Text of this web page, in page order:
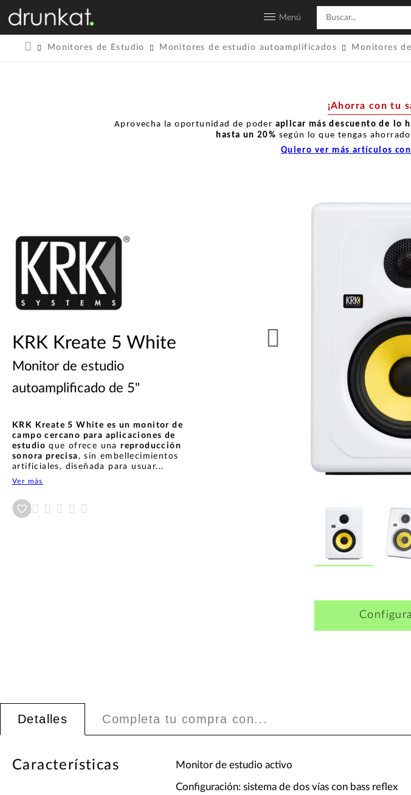
Menú
Monitores de Estudio Monitores de estudio autoamplificados Monitores
¡Ahorra con tu
Aprovecha la oportunidad de poder aplicar más descuento de lo
hasta un 20% según lo que tengas
Quiero ver más artículos
KRK Kreate 5 White
Monitor de estudio
autoamplificado de 5"
KRK Kreate 5 White es un monitor de
campo cercano para aplicaciones de
estudioque ofrece unareproducción
sonora precisa , sin embellecimientos
artificiales, diseñada para usuar...
Ver más
Detalles Completa tu compra con...
Características Monitor de estudio activo
Configuración: sistema de dos vías con bass reflex